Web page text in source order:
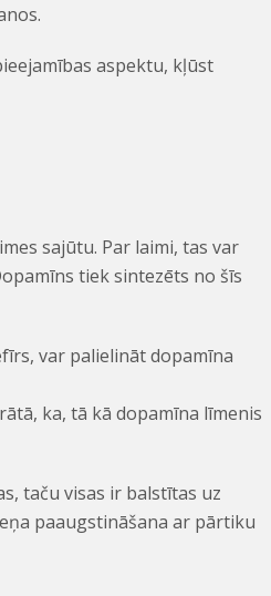
aspektu, kļūst
sajūtu. Par laimi, tas var
tiek sintezēts no šīs
var palielināt dopamīna
ka, tā kā dopamīna līmenis
taču visas ir balstītas uz
paaugstināšana ar pārtiku